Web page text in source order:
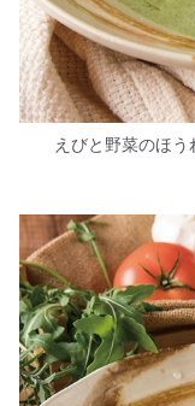
えびと野菜のほう